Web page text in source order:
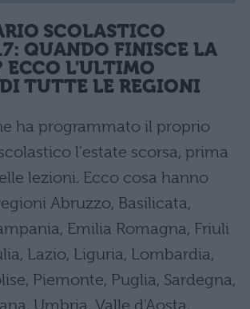
SCOLASTICO
QUANDO FINISCE LA
ECCO L'ULTIMO
TUTTE LE REGIONI
ha programmato il proprio
l'estate scorsa, prima
lezioni. Ecco cosa hanno
Abruzzo, Basilicata,
Emilia Romagna, Friuli
Lazio, Liguria, Lombardia,
Piemonte, Puglia, Sardegna,